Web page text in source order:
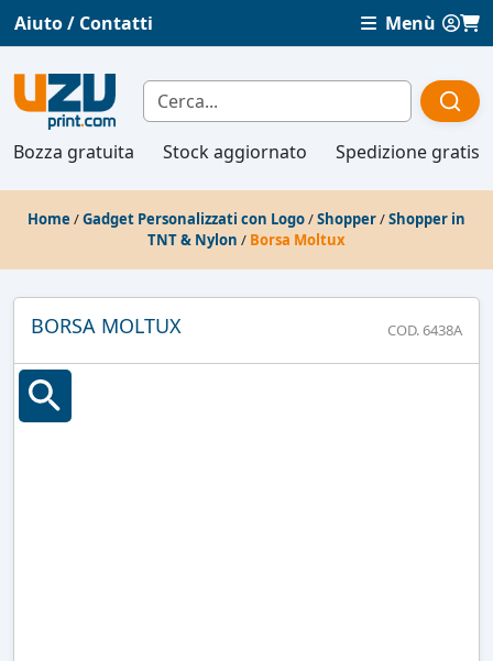
Aiuto / Contatti Menù
Bozza gratuita Stock aggiornato Spedizione gratis
Home /Gadget Personalizzati con Logo/Shopper/Shopper in
TNT & Nylon / Borsa Moltux
BORSA MOLTUX COD. 6438A